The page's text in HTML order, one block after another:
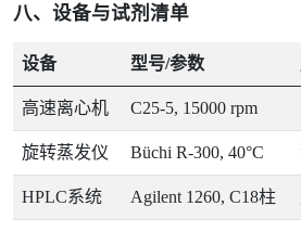
八、设备与试剂清单
设备 型号/参数
高速离心机 C25-5, 15000 rpm
旋转蒸发仪 Büchi R-300, 40°C
HPLC系统 Agilent 1260, C18柱